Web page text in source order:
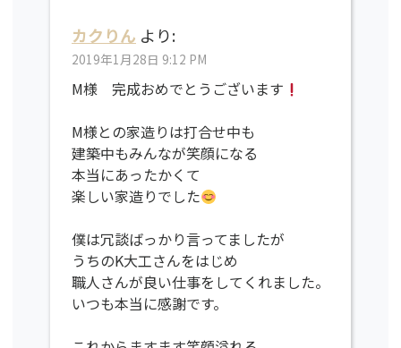
カクりん より:
2019年1月28日 9:12 PM
M様 完成おめでとうございます
M様との家造りは打合せ中も
建築中もみんなが笑顔になる
本当にあったかくて
楽しい家造りでした
僕は冗談ばっかり言ってましたが
うちのK大工さんをはじめ
職人さんが良い仕事をしてくれました。
いつも本当に感謝です。